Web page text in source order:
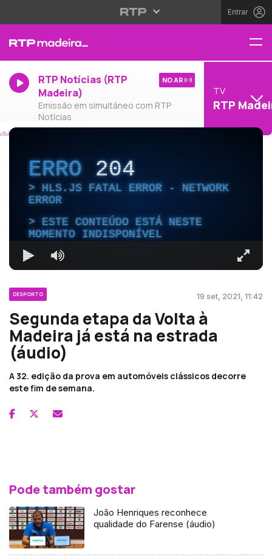
Entrar
RTP Notícias (RTP
Madeira)
Emissão em simultâneo com RTP
Notícias
NO AR
TV
RTP
ERRO204
HLS.JS FATAL ERROR - NETWORK
ERROR
ESTE CONTEÚDO ESTÁ NESTE
MOMENTO INDISPONÍVEL
DESPORTO 19 set, 2021, 11:42
Segunda etapa da Volta à
Madeira já está na estrada
(áudio)
A 32. edição da prova em automóveis clássicos decorre
este fim de semana.
Pode também gostar
João Henriques reconhece
qualidade do Farense (áudio)